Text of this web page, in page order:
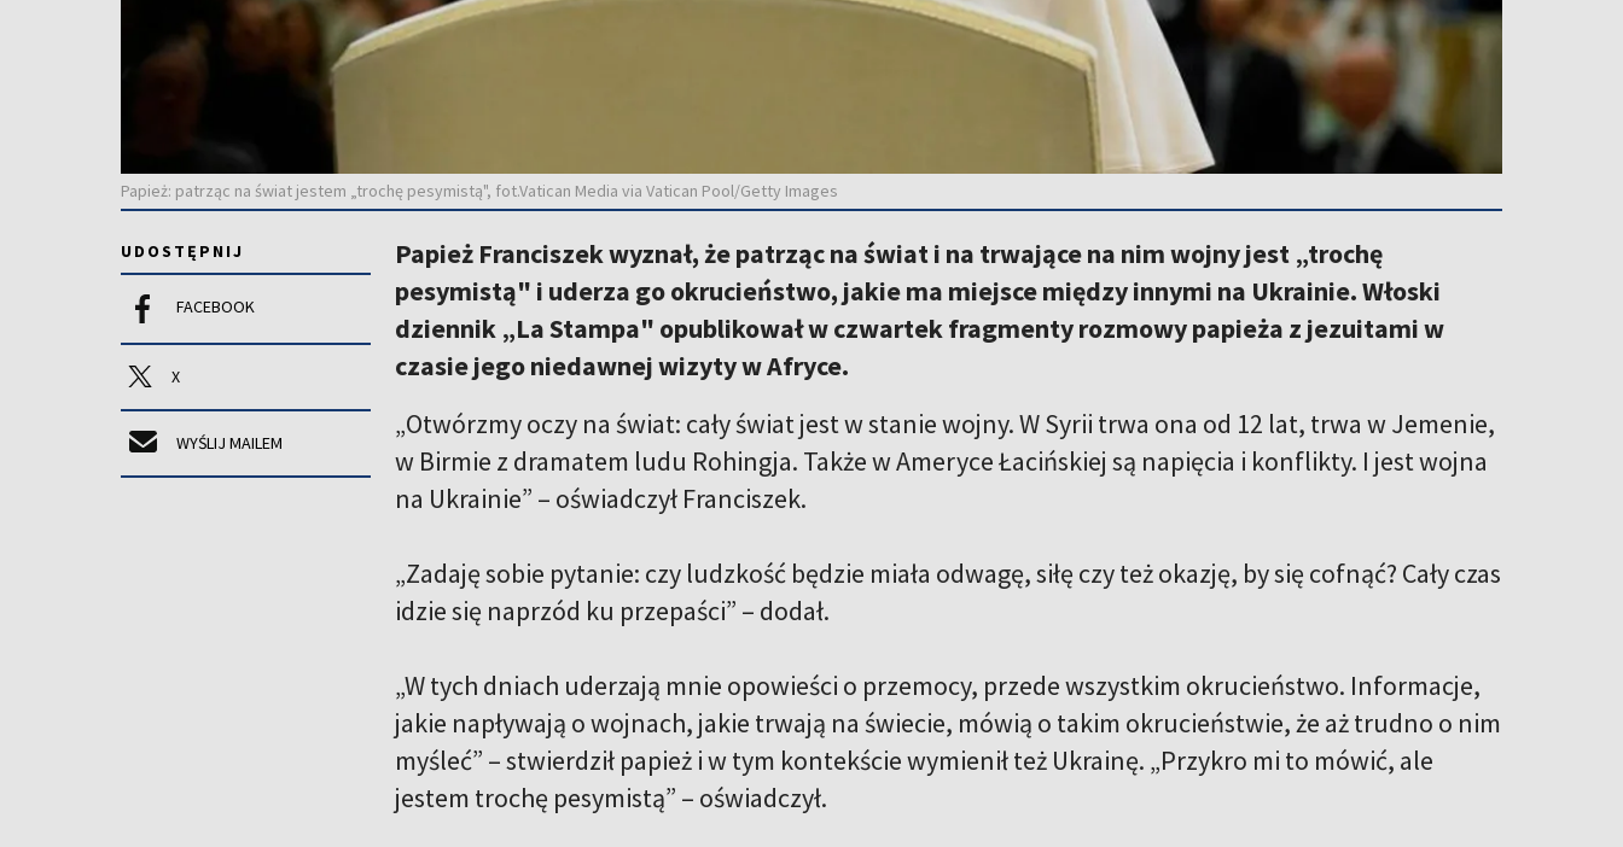
Papież: patrząc na świat jestem „trochę pesymistą", fot.Vatican Media via Vatican Pool/Getty Images
UDOSTĘPNIJ
FACEBOOK
X
WYŚLIJ MAILEM
Papież Franciszek wyznał, że patrząc na świat i na trwające na nim wojny jest „trochę
pesymistą" i uderza go okrucieństwo, jakie ma miejsce między innymi na Ukrainie. Włoski
dziennik „La Stampa" opublikował w czwartek fragmenty rozmowy papieża z jezuitami w
czasie jego niedawnej wizyty w Afryce.
„Otwórzmy oczy na świat: cały świat jest w stanie wojny. W Syrii trwa ona od 12 lat, trwa w Jemenie,
w Birmie z dramatem ludu Rohingja. Także w Ameryce Łacińskiej są napięcia i konflikty. I jest wojna
na Ukrainie” – oświadczył Franciszek.
„Zadaję sobie pytanie: czy ludzkość będzie miała odwagę, siłę czy też okazję, by się cofnąć? Cały czas
idzie się naprzód ku przepaści” – dodał.
„W tych dniach uderzają mnie opowieści o przemocy, przede wszystkim okrucieństwo. Informacje,
jakie napływają o wojnach, jakie trwają na świecie, mówią o takim okrucieństwie, że aż trudno o nim
myśleć” – stwierdził papież i w tym kontekście wymienił też Ukrainę. „Przykro mi to mówić, ale
jestem trochę pesymistą” – oświadczył.